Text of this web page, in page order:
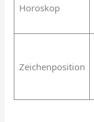
Horoskop
Zeichenposition